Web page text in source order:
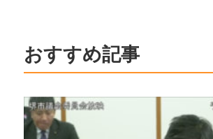
おすすめ記事